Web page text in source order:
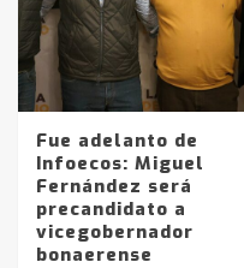
Fue adelanto de
Infoecos: Miguel
Fernández será
precandidato a
vicegobernador
bonaerense